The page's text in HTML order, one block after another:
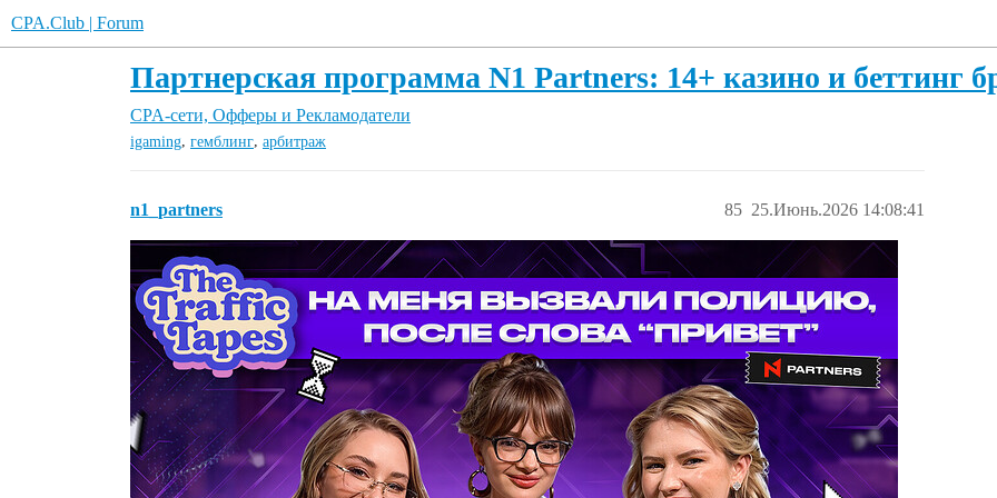
CPA.Club | Forum
Партнерская программа N1 Partners: 14+ казино и беттинг
CPA-cети, Офферы и Рекламодатели
igaming, гемблинг, арбитраж
n1_partners 25.Июнь.2026 14:08:41
85